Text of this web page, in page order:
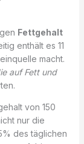
Fettgehalt
enthält es 11
macht.
auf Fett und
von 150
nur die
des täglichen